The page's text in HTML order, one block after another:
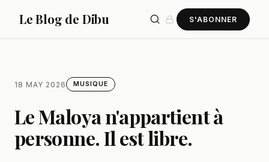
Le Blog de Dibu S'ABONNER
18 MAY 2026 MUSIQUE
Le Maloya n'appartient à
personne. Il est libre.